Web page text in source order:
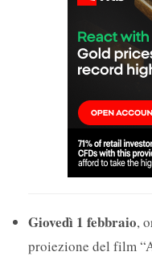
Giovedì 1 febbraio,
proiezione del film